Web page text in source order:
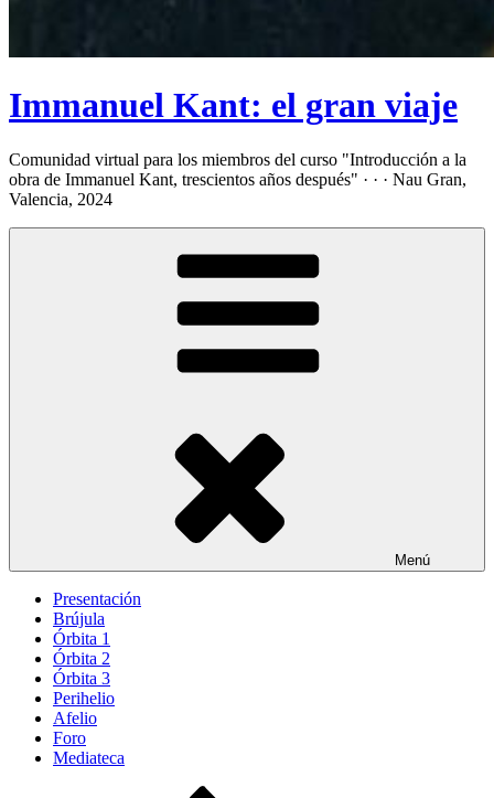
Immanuel Kant: el gran viaje
Comunidad virtual para los miembros del curso "Introducción a la
obra de Immanuel Kant, trescientos años después" · · · Nau Gran,
Valencia, 2024
Menú
Presentación
Brújula
Órbita 1
Órbita 2
Órbita 3
Perihelio
Afelio
Foro
Mediateca